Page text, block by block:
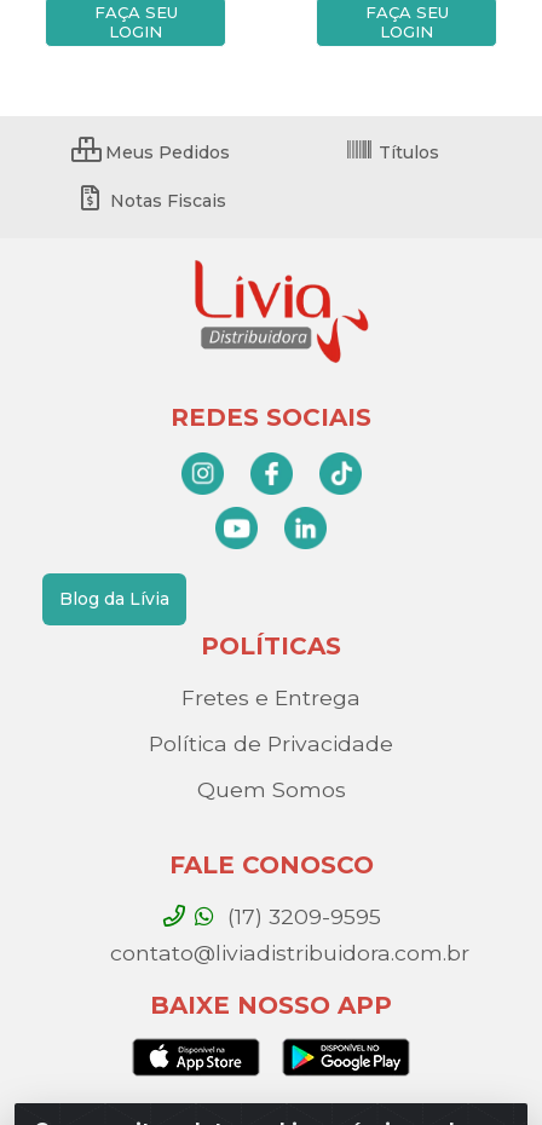
FAÇA SEU
LOGIN
FAÇA SEU
LOGIN
Meus Pedidos Títulos
Notas Fiscais
REDES SOCIAIS
Blog da Lívia
POLÍTICAS
Fretes e Entrega
Política de Privacidade
Quem Somos
FALE CONOSCO
(17) 3209-9595
contato@liviadistribuidora.com.br
BAIXE NOSSO APP